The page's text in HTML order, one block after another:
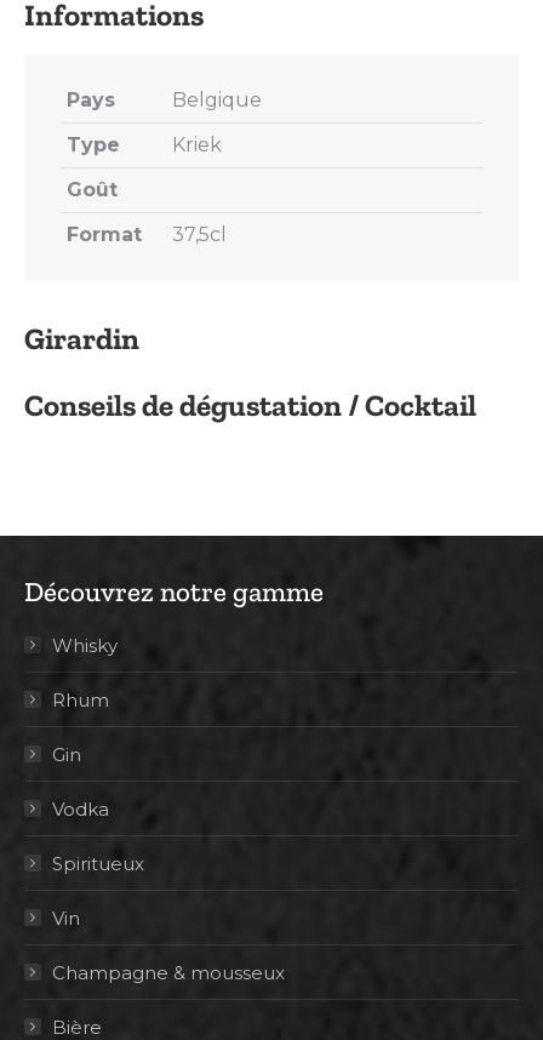
Girardin
Conseils de dégustation / Cocktail
Pays
Belgique
Type
Kriek
Goût
Format
37,5cl
Découvrez notre gamme
Whisky
Rhum
Gin
Vodka
Spiritueux
Vin
Champagne & mousseux
Bière